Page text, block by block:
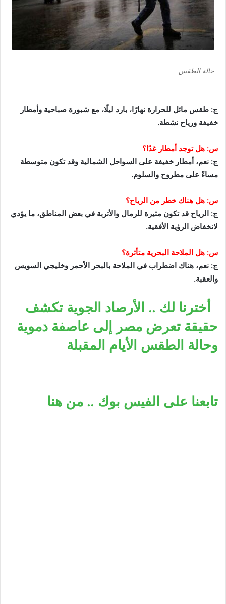
حالة الطقس
ج: طقس مائل للحرارة نهارًا، بارد ليلًا، مع شبورة صباحية وأمطار
خفيفة ورياح نشطة.
س: هل توجد أمطار غدًا؟
ج: نعم، أمطار خفيفة على السواحل الشمالية وقد تكون متوسطة
مساءً على مطروح والسلوم.
س: هل هناك خطر من الرياح؟
ج: الرياح قد تكون مثيرة للرمال والأتربة في بعض المناطق، ما يؤدي
لانخفاض الرؤية الأفقية.
س: هل الملاحة البحرية متأثرة؟
ج: نعم، هناك اضطراب في الملاحة بالبحر الأحمر وخليجي السويس
والعقبة.
أخترنا لك .. الأرصاد الجوية تكشف
حقيقة تعرض مصر إلى عاصفة دموية
وحالة الطقس الأيام المقبلة
تابعنا على الفيس بوك .. من هنا